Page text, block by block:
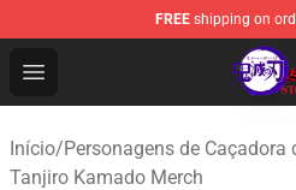
FREE shipping on
Open menu
Kimetsu no Yaiba Store -
Início/Personagens de Caçadora
Tanjiro Kamado Merch